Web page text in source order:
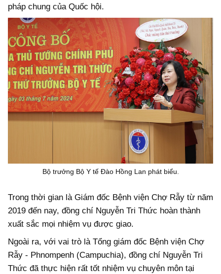
pháp chung của Quốc hội.
Bộ trưởng Bộ Y tế Đào Hồng Lan phát biểu.
Trong thời gian là Giám đốc Bệnh viện Chợ Rẫy từ năm
2019 đến nay, đồng chí Nguyễn Tri Thức hoàn thành
xuất sắc mọi nhiệm vụ được giao.
Ngoài ra, với vai trò là Tổng giám đốc Bệnh viện Chợ
Rẫy - Phnompenh (Campuchia), đồng chí Nguyễn Tri
Thức đã thực hiện rất tốt nhiệm vụ chuyên môn tại